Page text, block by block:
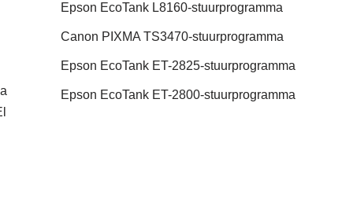
Epson EcoTank L8160-stuurprogramma
Canon PIXMA TS3470-stuurprogramma
Epson EcoTank ET-2825-stuurprogramma
Epson EcoTank ET-2800-stuurprogramma